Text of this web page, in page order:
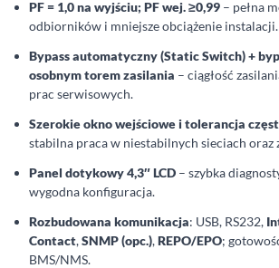
PF = 1,0 na wyjściu; PF wej. ≥0,99 – pełna
odbiorników i mniejsze obciążenie instalacji.
Bypass automatyczny (Static Switch) +
osobnym torem zasilania – ciągłość
prac serwisowych.
Szerokie okno wejściowe i tolerancja
stabilna praca w niestabilnych sieciach oraz
Panel dotykowy 4,3″ LCD – szybka
wygodna konfiguracja.
Rozbudowana komunikacja: USB, RS232,
Contact,SNMP (opc.),REPO/EPO;
BMS/NMS.